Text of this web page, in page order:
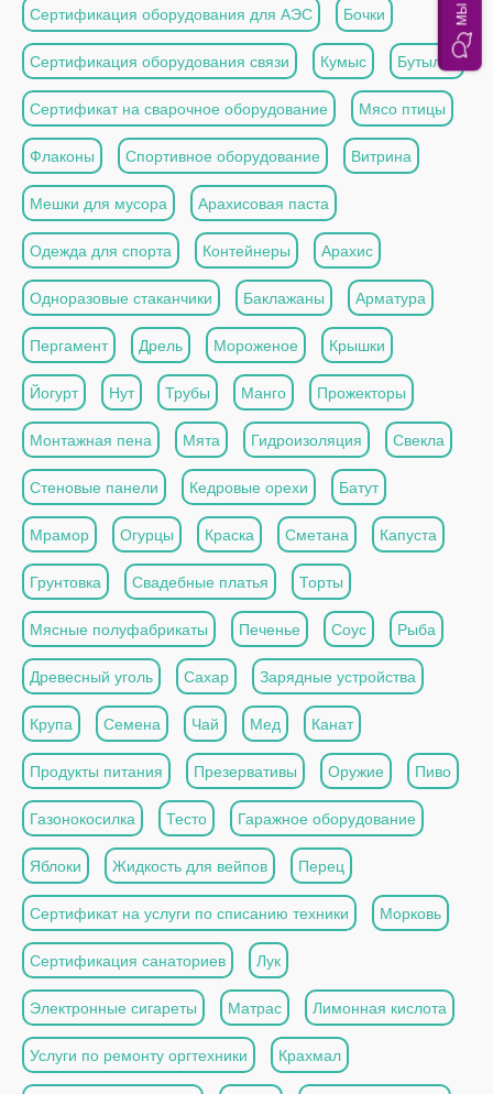
Сертификация оборудования для АЭС Бочки
Сертификация оборудования связи Кумыс Бутылки
Сертификат на сварочное оборудование Мясо птицы
Флаконы Спортивное оборудование Витрина
Мешки для мусора Арахисовая паста
Одежда для спорта Контейнеры Арахис
Одноразовые стаканчики Баклажаны Арматура
Пергамент Дрель Мороженое Крышки
Йогурт Нут Трубы Манго Прожекторы
Монтажная пена Мята Гидроизоляция Свекла
Стеновые панели Кедровые орехи Батут
Мрамор Огурцы Краска Сметана Капуста
Грунтовка Свадебные платья Торты
Мясные полуфабрикаты Печенье Соус Рыба
Древесный уголь Сахар Зарядные устройства
Крупа Семена Чай Мед Канат
Продукты питания Презервативы Оружие Пиво
Газонокосилка Тесто Гаражное оборудование
Яблоки Жидкость для вейпов Перец
Сертификат на услуги по списанию техники Морковь
Сертификация санаториев Лук
Электронные сигареты Матрас Лимонная кислота
Услуги по ремонту оргтехники Крахмал